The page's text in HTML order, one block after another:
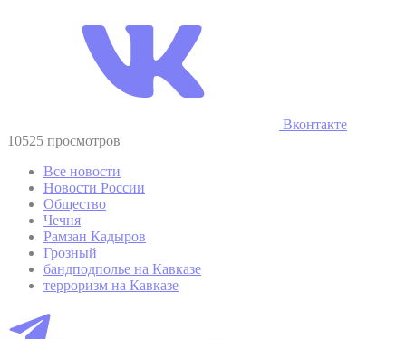
Вконтакте
10525 просмотров
Все новости
Новости России
Общество
Чечня
Рамзан Кадыров
Грозный
бандподполье на Кавказе
терроризм на Кавказе